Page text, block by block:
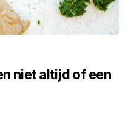
niet altijd of een